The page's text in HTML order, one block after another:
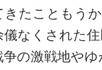
きたこともう
儀なくされた
争の激戦地や